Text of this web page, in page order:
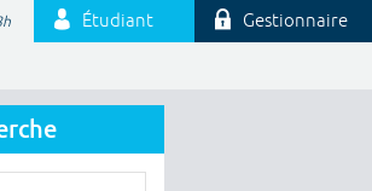
Étudiant Gestionnaire